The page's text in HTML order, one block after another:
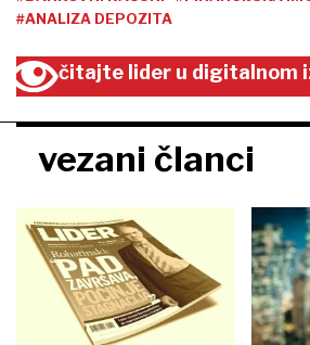
#ANALIZA DEPOZITA
čitajte lider u digitalnom
vezani članci